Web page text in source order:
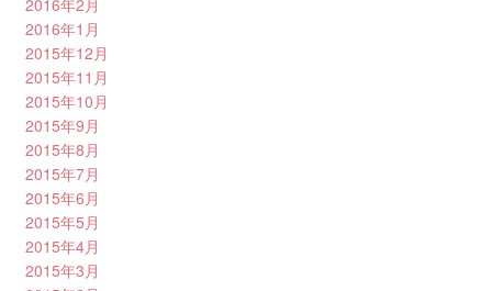
2016年2月
2016年1月
2015年12月
2015年11月
2015年10月
2015年9月
2015年8月
2015年7月
2015年6月
2015年5月
2015年4月
2015年3月